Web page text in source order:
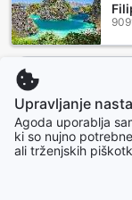
Vedno bolj
Upravljanje
Agoda uporablja
ki so nujno
ali trženjskih